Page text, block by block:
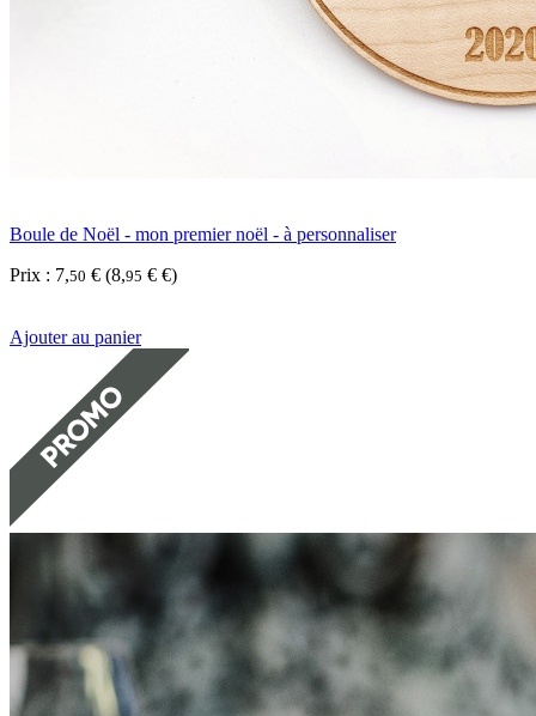
Boule de Noël - mon premier noël - à personnaliser
Prix : 7,50 € (8,95 € €)
Ajouter au panier